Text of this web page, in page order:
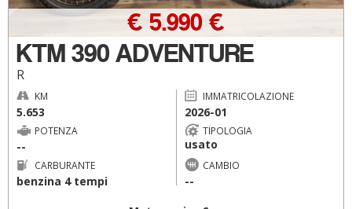
KTM 390 ADVENTURE
R
€ 5.990 €
KM
5.653
IMMATRICOLAZIONE
2026-01
POTENZA
--
TIPOLOGIA
usato
CARBURANTE
benzina 4 tempi
CAMBIO
--